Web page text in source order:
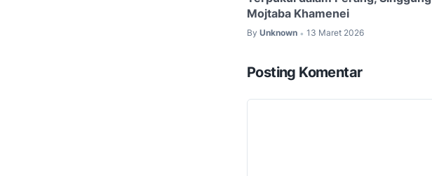
Mojtaba Khamenei
By Unknown • 13 Maret 2026
Posting Komentar